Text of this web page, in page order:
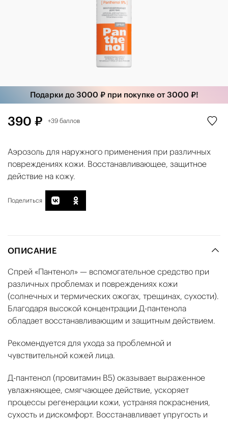
Подарки до 3000 ₽ при покупке от 3000 ₽!
Аэрозоль для наружного применения при различных
повреждениях кожи. Восстанавливающее, защитное
действие на кожу.
+39 баллов
390 ₽
Поделиться
ОПИСАНИЕ
Спрей «Пантенол» — вспомогательное средство при
различных проблемах и повреждениях кожи
(солнечных и термических ожогах, трещинах, сухости).
Благодаря высокой концентрации Д-пантенола
обладает восстанавливающим и защитным действием.
Рекомендуется для ухода за проблемной и
чувствительной кожей лица.
Д-пантенол (провитамин В5) оказывает выраженное
увлажняющее, смягчающее действие, ускоряет
процессы регенерации кожи, устраняя покраснения,
сухость и дискомфорт. Восстанавливает упругость и